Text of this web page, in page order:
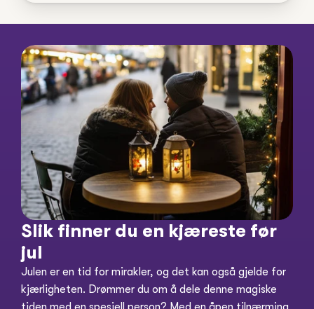
Slik finner du en kjæreste før
jul
Julen er en tid for mirakler, og det kan også gjelde for
kjærligheten. Drømmer du om å dele denne magiske